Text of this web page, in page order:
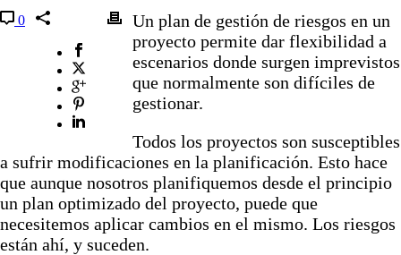
0
Un plan de gestión de riesgos en un
proyecto permite dar flexibilidad a
escenarios donde surgen imprevistos
que normalmente son difíciles de
gestionar.
Todos los proyectos son susceptibles
a sufrir modificaciones en la planificación. Esto hace
que aunque nosotros planifiquemos desde el principio
un plan optimizado del proyecto, puede que
necesitemos aplicar cambios en el mismo. Los riesgos
están ahí, y suceden.